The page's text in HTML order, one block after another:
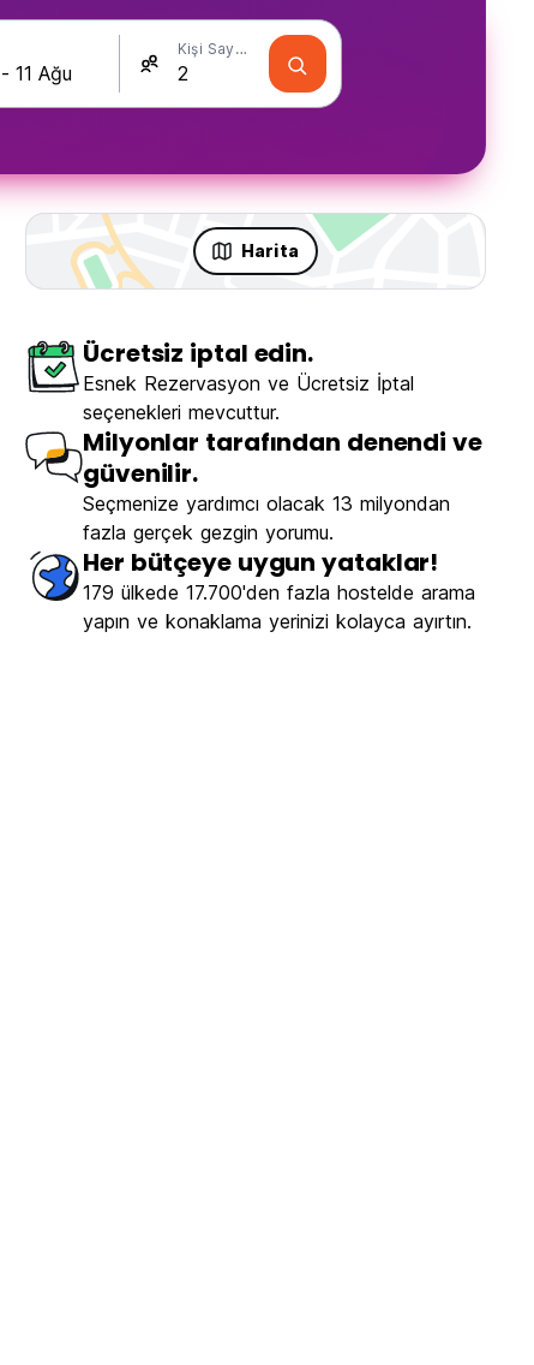
Kişi Sayısı
Harita
Ücretsiz iptal edin.
Esnek Rezervasyon ve Ücretsiz İptal
seçenekleri mevcuttur.
Milyonlar tarafından denendi ve
güvenilir.
Seçmenize yardımcı olacak 13 milyondan
fazla gerçek gezgin yorumu.
Her bütçeye uygun yataklar!
179 ülkede 17.700'den fazla hostelde arama
yapın ve konaklama yerinizi kolayca ayırtın.